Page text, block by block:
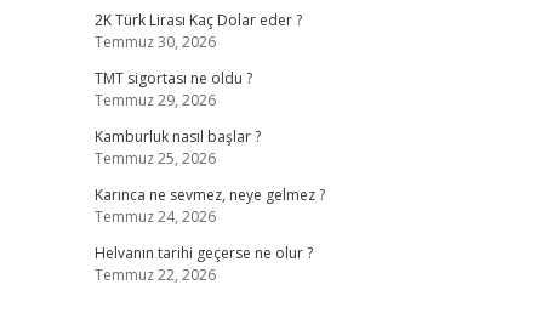
2K Türk Lirası Kaç Dolar eder ?
Temmuz 30, 2026
TMT sigortası ne oldu ?
Temmuz 29, 2026
Kamburluk nasıl başlar ?
Temmuz 25, 2026
Karınca ne sevmez, neye gelmez ?
Temmuz 24, 2026
Helvanın tarihi geçerse ne olur ?
Temmuz 22, 2026